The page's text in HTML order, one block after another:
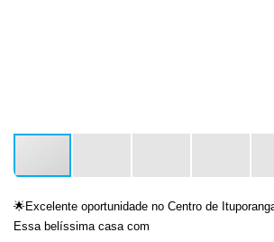
🌟Excelente oportunidade no Centro de
Essa belíssima casa com